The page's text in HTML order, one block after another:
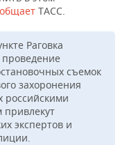
ТАСС.
Раговка
проведение
съемок
захоронения
российскими
привлекут
экспертов и